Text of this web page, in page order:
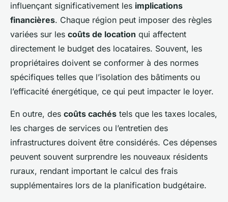
influençant significativement les implications
financières. Chaque région peut imposer des règles
variées sur les coûts de location qui affectent
directement le budget des locataires. Souvent, les
propriétaires doivent se conformer à des normes
spécifiques telles que l’isolation des bâtiments ou
l’efficacité énergétique, ce qui peut impacter le loyer.
En outre, des coûts cachés tels que les taxes locales,
les charges de services ou l’entretien des
infrastructures doivent être considérés. Ces dépenses
peuvent souvent surprendre les nouveaux résidents
ruraux, rendant important le calcul des frais
supplémentaires lors de la planification budgétaire.